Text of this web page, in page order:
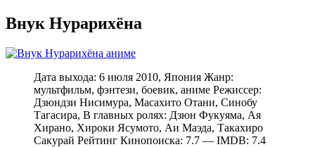
Внук Нурарихёна
Дата выхода: 6 июля 2010, Япония Жанр:
мультфильм, фэнтези, боевик, аниме Режиссер:
Дзюндзи Нисимура, Масахито Отани, Синобу
Тагасира, В главных ролях: Дзюн Фукуяма, Ая
Хирано, Хироки Ясумото, Аи Маэда, Такахиро
Сакурай Рейтинг Кинопоиска: 7.7 — IMDB: 7.4